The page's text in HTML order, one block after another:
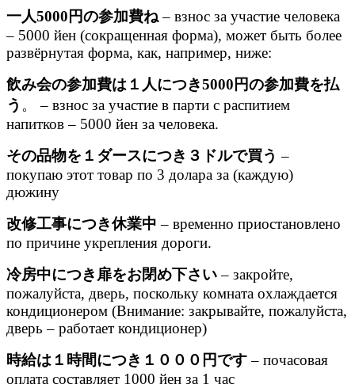
一人5000円の参加費ね– взнос за участие человека
– 5000 йен (сокращенная форма), может быть более
развёрнутая форма, как, например, ниже:
飲み会の参加費は１人につき5000円の参加費を払
う 。 – взнос за участие в парти с распитием
напитков – 5000 йен за человека.
その品物を１ダースにつき３ドルで買う –
покупаю этот товар по 3 долара за (каждую)
дюжину
改修工事につき休業中 – временно приостановлено
по причине укрепления дороги.
冷房中につき扉をお閉め下さい– закройте,
пожалуйста, дверь, поскольку комната охлаждается
кондиционером (Внимание: закрывайте, пожалуйста,
дверь – работает кондиционер)
時給は１時間につき１０００円です– почасовая
оплата составляет 1000 йен за 1 час